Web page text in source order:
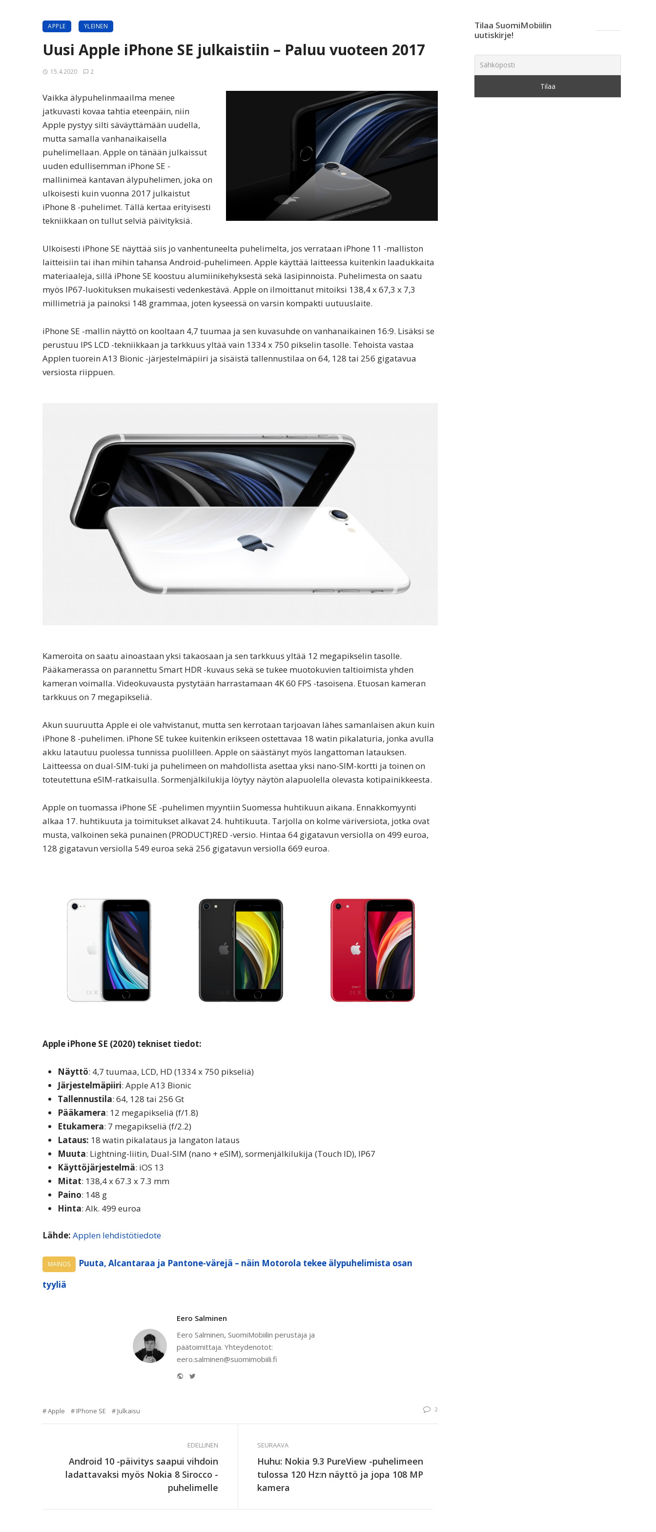
APPLE YLEINEN
Uusi Apple iPhone SE julkaistiin – Paluu vuoteen 2017
15.4.2020 2
Vaikka älypuhelinmaailma menee
jatkuvasti kovaa tahtia eteenpäin, niin
Apple pystyy silti säväyttämään uudella,
mutta samalla vanhanaikaisella
puhelimellaan. Apple on tänään julkaissut
uuden edullisemman iPhone SE -
mallinimeä kantavan älypuhelimen, joka on
ulkoisesti kuin vuonna 2017 julkaistut
iPhone 8 -puhelimet. Tällä kertaa erityisesti
tekniikkaan on tullut selviä päivityksiä.
Ulkoisesti iPhone SE näyttää siis jo vanhentuneelta puhelimelta, jos verrataan iPhone 11 -malliston
laitteisiin tai ihan mihin tahansa Android-puhelimeen. Apple käyttää laitteessa kuitenkin laadukkaita
materiaaleja, sillä iPhone SE koostuu alumiinikehyksestä sekä lasipinnoista. Puhelimesta on saatu
myös IP67-luokituksen mukaisesti vedenkestävä. Apple on ilmoittanut mitoiksi 138,4 x 67,3 x 7,3
millimetriä ja painoksi 148 grammaa, joten kyseessä on varsin kompakti uutuuslaite.
iPhone SE -mallin näyttö on kooltaan 4,7 tuumaa ja sen kuvasuhde on vanhanaikainen 16:9. Lisäksi se
perustuu IPS LCD -tekniikkaan ja tarkkuus yltää vain 1334 x 750 pikselin tasolle. Tehoista vastaa
Applen tuorein A13 Bionic -järjestelmäpiiri ja sisäistä tallennustilaa on 64, 128 tai 256 gigatavua
versiosta riippuen.
Kameroita on saatu ainoastaan yksi takaosaan ja sen tarkkuus yltää 12 megapikselin tasolle.
Pääkamerassa on parannettu Smart HDR -kuvaus sekä se tukee muotokuvien taltioimista yhden
kameran voimalla. Videokuvausta pystytään harrastamaan 4K 60 FPS -tasoisena. Etuosan kameran
tarkkuus on 7 megapikseliä.
Akun suuruutta Apple ei ole vahvistanut, mutta sen kerrotaan tarjoavan lähes samanlaisen akun kuin
iPhone 8 -puhelimen. iPhone SE tukee kuitenkin erikseen ostettavaa 18 watin pikalaturia, jonka avulla
akku latautuu puolessa tunnissa puolilleen. Apple on säästänyt myös langattoman latauksen.
Laitteessa on dual-SIM-tuki ja puhelimeen on mahdollista asettaa yksi nano-SIM-kortti ja toinen on
toteutettuna eSIM-ratkaisulla. Sormenjälkilukija löytyy näytön alapuolella olevasta kotipainikkeesta.
Apple on tuomassa iPhone SE -puhelimen myyntiin Suomessa huhtikuun aikana. Ennakkomyynti
alkaa 17. huhtikuuta ja toimitukset alkavat 24. huhtikuuta. Tarjolla on kolme väriversiota, jotka ovat
musta, valkoinen sekä punainen (PRODUCT)RED -versio. Hintaa 64 gigatavun versiolla on 499 euroa,
128 gigatavun versiolla 549 euroa sekä 256 gigatavun versiolla 669 euroa.
Apple iPhone SE (2020) tekniset tiedot:
Näyttö: 4,7 tuumaa, LCD, HD (1334 x 750 pikseliä)
Järjestelmäpiiri: Apple A13 Bionic
Tallennustila: 64, 128 tai 256 Gt
Pääkamera: 12 megapikseliä (f/1.8)
Etukamera: 7 megapikseliä (f/2.2)
Lataus: 18 watin pikalataus ja langaton lataus
Muuta: Lightning-liitin, Dual-SIM (nano + eSIM), sormenjälkilukija (Touch ID), IP67
Käyttöjärjestelmä: iOS 13
Mitat: 138,4 x 67.3 x 7.3 mm
Paino: 148 g
Hinta: Alk. 499 euroa
Lähde: Applen lehdistötiedote
MAINOS
Puuta, Alcantaraa ja Pantone-värejä – näin Motorola tekee älypuhelimista osan
tyyliä
Eero Salminen
Eero Salminen, SuomiMobiilin perustaja ja
päätoimittaja. Yhteydenotot:
eero.salminen@suomimobiili.fi
Website
Apple IPhone SE Julkaisu 2
EDELLINEN
Android 10 -päivitys saapui vihdoin
ladattavaksi myös Nokia 8 Sirocco -
puhelimelle
SEURAAVA
Huhu: Nokia 9.3 PureView -puhelimeen
tulossa 120 Hz:n näyttö ja jopa 108 MP
kamera
Tilaa SuomiMobiilin
uutiskirje!